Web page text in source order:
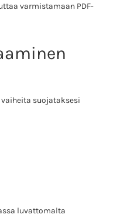
varmistamaan PDF-
suojataksesi
luvattomalta